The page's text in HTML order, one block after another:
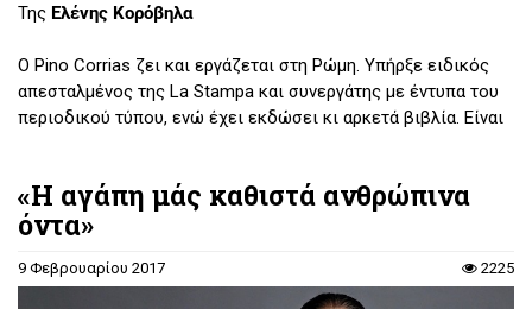
Της Ελένης Κορόβηλα
Ο Pino Corrias ζει και εργάζεται στη Ρώμη. Υπήρξε ειδικός
απεσταλμένος της La Stampa και συνεργάτης με έντυπα του
περιοδικού τύπου, ενώ έχει εκδώσει κι αρκετά βιβλία. Είναι
και τις εμπειρίες του για τον «κόσμο» τούτου του πρώτου
του μυθιστορήματος με θέμα τα έκλυτα ήθη και τον διάχυτο
«Η αγάπη μάς καθιστά ανθρώπινα
όντα»
9 Φεβρουαρίου 2017 2225